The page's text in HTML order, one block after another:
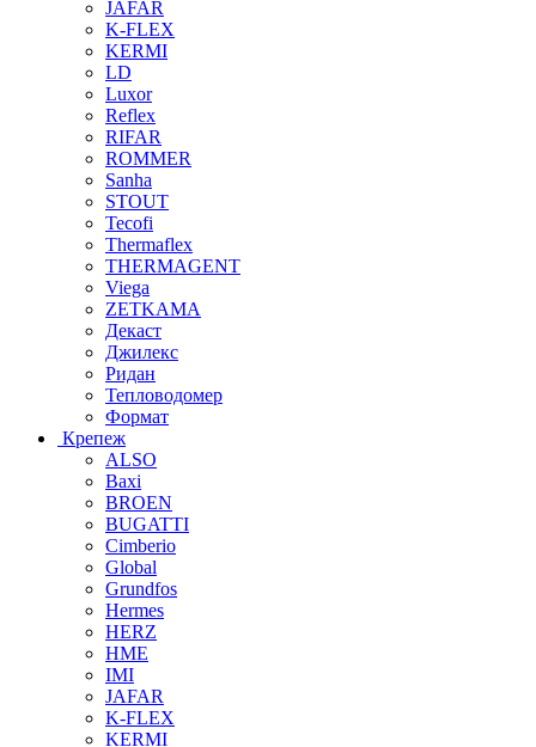
JAFAR
K-FLEX
KERMI
LD
Luxor
Reflex
RIFAR
ROMMER
Sanha
STOUT
Tecofi
Thermaflex
THERMAGENT
Viega
ZETKAMA
Декаст
Джилекс
Ридан
Тепловодомер
Формат
Крепеж
ALSO
Baxi
BROEN
BUGATTI
Cimberio
Global
Grundfos
Hermes
HERZ
HME
IMI
JAFAR
K-FLEX
KERMI